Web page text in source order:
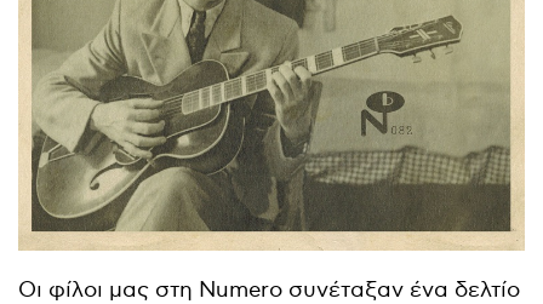
Οι φίλοι μας στη Numero συνέταξαν ένα δελτίο